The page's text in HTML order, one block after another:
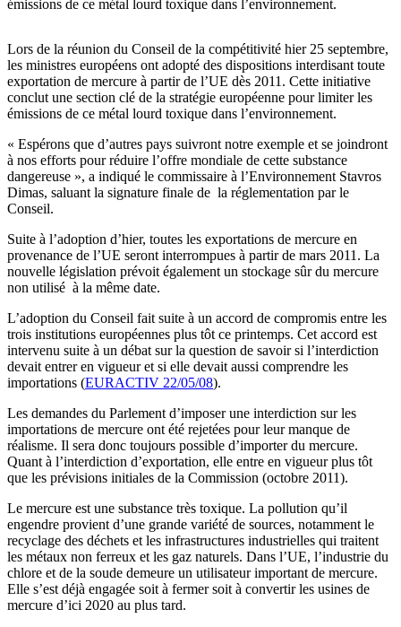
émissions de ce métal lourd toxique dans l’environnement.
Lors de la réunion du Conseil de la compétitivité hier 25 septembre,
les ministres européens ont adopté des dispositions interdisant toute
exportation de mercure à partir de l’UE dès 2011. Cette initiative
conclut une section clé de la stratégie européenne pour limiter les
émissions de ce métal lourd toxique dans l’environnement.
« Espérons que d’autres pays suivront notre exemple et se joindront
à nos efforts pour réduire l’offre mondiale de cette substance
dangereuse », a indiqué le commissaire à l’Environnement Stavros
Dimas, saluant la signature finale de la réglementation par le
Conseil.
Suite à l’adoption d’hier, toutes les exportations de mercure en
provenance de l’UE seront interrompues à partir de mars 2011. La
nouvelle législation prévoit également un stockage sûr du mercure
non utilisé à la même date.
L’adoption du Conseil fait suite à un accord de compromis entre les
trois institutions européennes plus tôt ce printemps. Cet accord est
intervenu suite à un débat sur la question de savoir si l’interdiction
devait entrer en vigueur et si elle devait aussi comprendre les
importations (EURACTIV 22/05/08).
Les demandes du Parlement d’imposer une interdiction sur les
importations de mercure ont été rejetées pour leur manque de
réalisme. Il sera donc toujours possible d’importer du mercure.
Quant à l’interdiction d’exportation, elle entre en vigueur plus tôt
que les prévisions initiales de la Commission (octobre 2011).
Le mercure est une substance très toxique. La pollution qu’il
engendre provient d’une grande variété de sources, notamment le
recyclage des déchets et les infrastructures industrielles qui traitent
les métaux non ferreux et les gaz naturels. Dans l’UE, l’industrie du
chlore et de la soude demeure un utilisateur important de mercure.
Elle s’est déjà engagée soit à fermer soit à convertir les usines de
mercure d’ici 2020 au plus tard.